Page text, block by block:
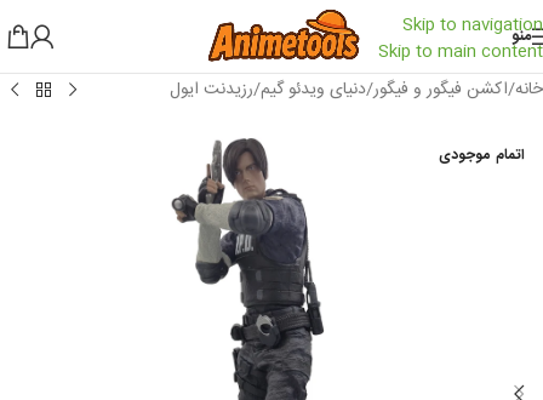
Skip to navigation
Skip to main content
منو
خانه/اکشن فیگور و فیگور/دنیای ویدئو گیم/رزیدنت ایول
اتمام موجودی